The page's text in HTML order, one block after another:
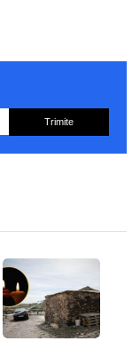
Trimite